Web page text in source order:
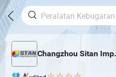
Changzhou Sitan